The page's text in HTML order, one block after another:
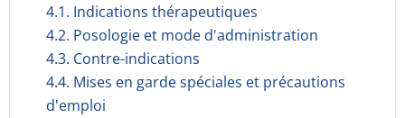
4.1. Indications thérapeutiques
4.2. Posologie et mode d'administration
4.3. Contre-indications
4.4. Mises en garde spéciales et précautions
d'emploi